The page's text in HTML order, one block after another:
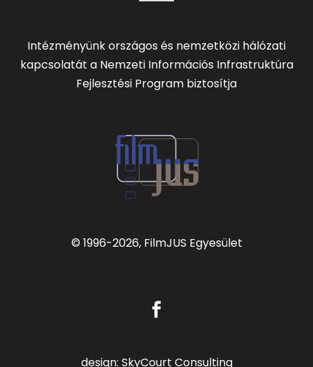
Intézményünk országos és nemzetközi hálózati
kapcsolatát a Nemzeti Információs Infrastruktúra
Fejlesztési Program biztosítja
© 1996-2026, FilmJUS Egyesület
design: SkyCourt Consulting